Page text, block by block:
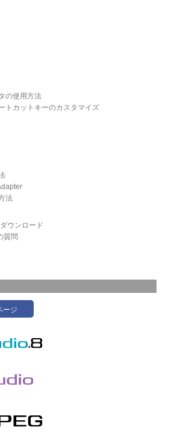
の使用方法
トカットキーのカスタマイズ
法
ウンロード
質問
ージ